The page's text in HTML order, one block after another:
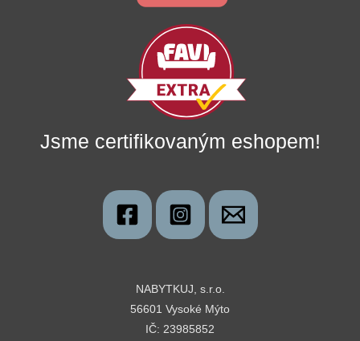
Jsme certifikovaným eshopem!
NABYTKUJ, s.r.o.
56601 Vysoké Mýto
IČ: 23985852